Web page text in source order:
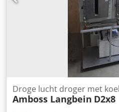
Droge lucht droger met
Amboss Langbein D2x8